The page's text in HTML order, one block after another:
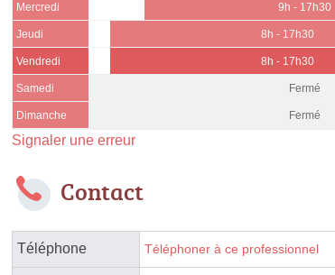
Mercredi 9h - 17h30
Jeudi 8h - 17h30
Vendredi 8h - 17h30
Samedi Fermé
Dimanche Fermé
Signaler une erreur
Contact
Téléphone Téléphoner à ce professionnel